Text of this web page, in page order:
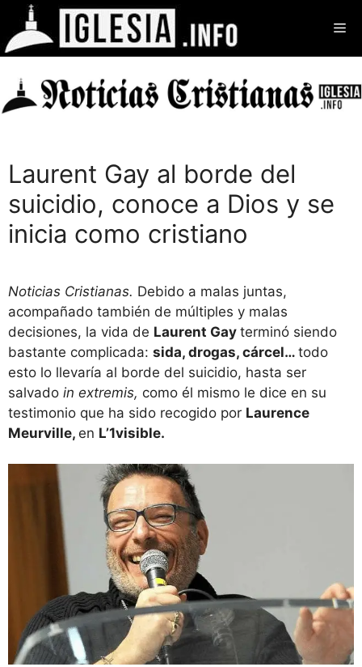
Saltar
contenido
Laurent Gay al borde del
suicidio, conoce a Dios y se
inicia como cristiano
Noticias Cristianas. Debido a malas juntas,
acompañado también de múltiples y malas
decisiones, la vida de Laurent Gay terminó siendo
bastante complicada: sida, drogas, cárcel… todo
esto lo llevaría al borde del suicidio, hasta ser
salvado in extremis, como él mismo le dice en su
testimonio que ha sido recogido por Laurence
Meurville, en L’1visible.